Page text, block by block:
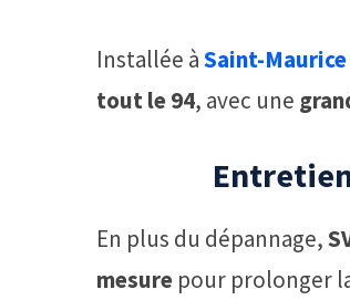
Installée àSaint-Maurice
tout le 94, avec une
En plus du dépannage,
mesure pour prolonger